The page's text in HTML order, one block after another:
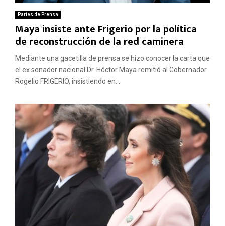
Partes de Prensa
Maya insiste ante Frigerio por la política
de reconstrucción de la red caminera
Mediante una gacetilla de prensa se hizo conocer la carta que
el ex senador nacional Dr. Héctor Maya remitió al Gobernador
Rogelio FRIGERIO, insistiendo en...